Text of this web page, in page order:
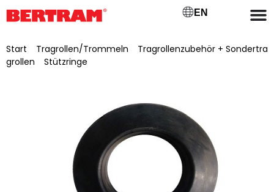
EN
Start Tragrollen/Trommeln
Tragrollenzubehör + Sondertra
grollen
Stützringe